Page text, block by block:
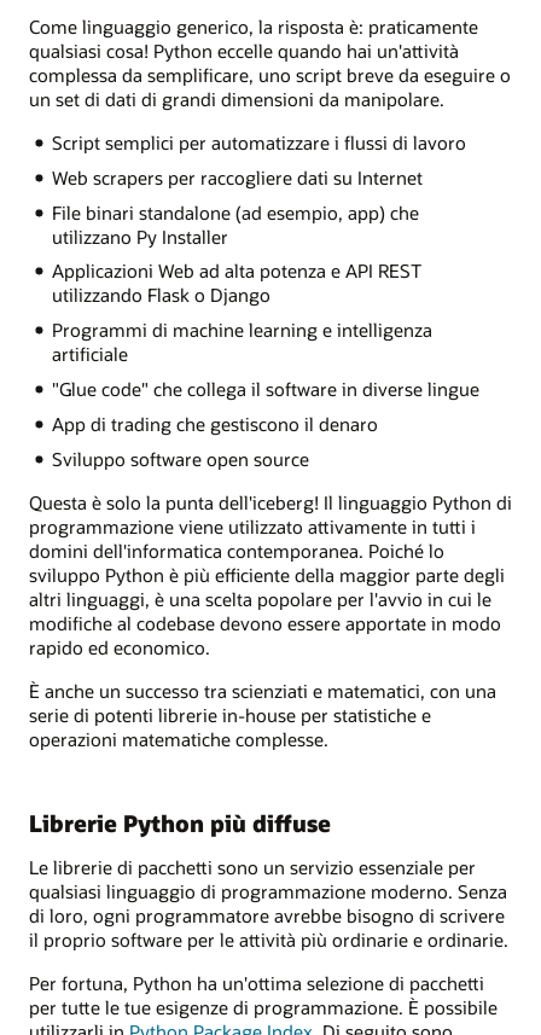
Come linguaggio generico, la risposta è: praticamente
qualsiasi cosa! Python eccelle quando hai un'attività
complessa da semplificare, uno script breve da eseguire o
un set di dati di grandi dimensioni da manipolare.
Script semplici per automatizzare i flussi di lavoro
Web scrapers per raccogliere dati su Internet
File binari standalone (ad esempio, app) che
utilizzano Py Installer
Applicazioni Web ad alta potenza e API REST
utilizzando Flask o Django
Programmi di machine learning e intelligenza
artificiale
"Glue code" che collega il software in diverse lingue
App di trading che gestiscono il denaro
Sviluppo software open source
Questa è solo la punta dell'iceberg! Il linguaggio Python di
programmazione viene utilizzato attivamente in tutti i
domini dell'informatica contemporanea. Poiché lo
sviluppo Python è più efficiente della maggior parte degli
altri linguaggi, è una scelta popolare per l'avvio in cui le
modifiche al codebase devono essere apportate in modo
rapido ed economico.
È anche un successo tra scienziati e matematici, con una
serie di potenti librerie in-house per statistiche e
operazioni matematiche complesse.
Librerie Python più diffuse
Le librerie di pacchetti sono un servizio essenziale per
qualsiasi linguaggio di programmazione moderno. Senza
di loro, ogni programmatore avrebbe bisogno di scrivere
il proprio software per le attività più ordinarie e ordinarie.
Per fortuna, Python ha un'ottima selezione di pacchetti
per tutte le tue esigenze di programmazione. È possibile